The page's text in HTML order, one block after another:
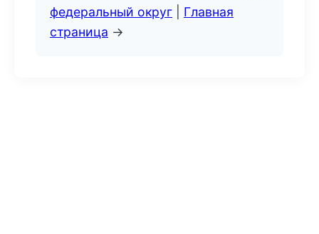
федеральный округ
Главная
страница →